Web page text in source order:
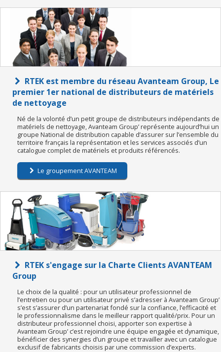
RTEK est membre du réseau Avanteam Group, Le
premier 1er national de distributeurs de matériels
de nettoyage
Né de la volonté d’un petit groupe de distributeurs indépendants de
matériels de nettoyage, Avanteam Group’ représente aujourd’hui un
groupe National de distribution capable d’assurer sur l’ensemble du
territoire français la représentation et les services associés d’un
catalogue complet de matériels et produits référencés.
Le groupement AVANTEAM
RTEK s'engage sur la Charte Clients AVANTEAM
Group
Le choix de la qualité : pour un utilisateur professionnel de
l’entretien ou pour un utilisateur privé s’adresser à Avanteam Group’
s’est s’assurer d’un partenariat fondé sur la confiance, l’efficacité et
le professionnalisme dans le meilleur rapport qualité/prix. Pour un
distributeur professionnel choisi, apporter son expertise à
Avanteam Group’ c’est rejoindre une équipe engagée et dynamique,
bénéficier des synergies d’un groupe et travailler avec un catalogue
exclusif de fabricants choisis par une commission d’experts.